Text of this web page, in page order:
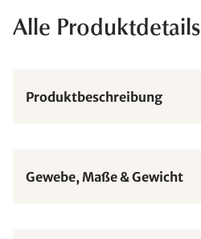
Alle Produktdetails
Produktbeschreibung
Gewebe, Maße & Gewicht